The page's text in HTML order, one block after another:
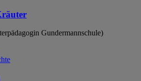
Gundermannschule)